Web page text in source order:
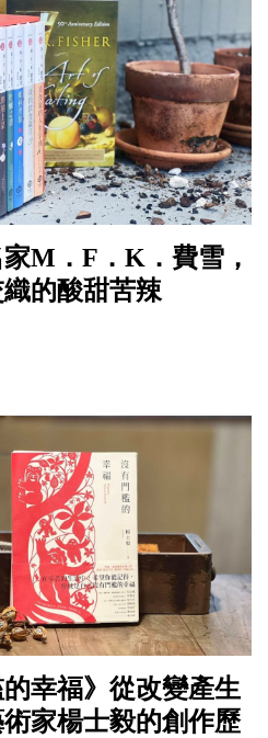
M．F．K．費雪，
的酸甜苦辣
幸福》從改變產生
家楊士毅的創作歷